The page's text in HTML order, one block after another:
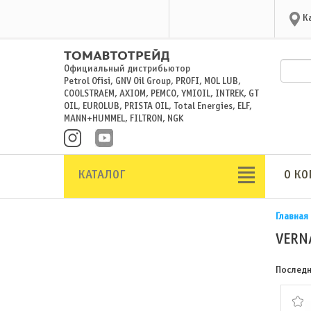
Официальный дистрибьютор
Petrol Ofisi, GNV Oil Group, PROFI, MOL LUB,
COOLSTRAEM, AXIOM, PEMCO, YMIOIL, INTREK, GT
OIL, EUROLUB, PRISTA OIL, Total Energies, ELF,
MANN+HUMMEL, FILTRON, NGK
КАТАЛОГ О
Главная